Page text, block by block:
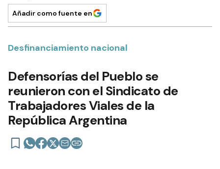
Añadir como fuente en
Desfinanciamiento nacional
Defensorías del Pueblo se
reunieron con el Sindicato de
Trabajadores Viales de la
República Argentina